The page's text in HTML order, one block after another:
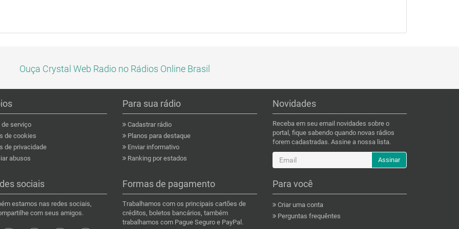
Ouça Crystal Web Radio no Rádios Online Brasil
serviço
de cookies
de privacidade
abusos
Para sua rádio
Cadastrar rádio
Planos para destaque
Enviar informativo
Ranking por estados
Novidades
Receba em seu email novidades sobre o
portal, fique sabendo quando novas rádios
forem cadastradas. Assine a nossa lista.
Assinar
sociais
estamos nas redes sociais,
com seus amigos.
Formas de pagamento
Trabalhamos com os principais cartões de
créditos, boletos bancários, também
trabalhamos com Pague Seguro e PayPal.
Para você
Criar uma conta
Perguntas frequêntes